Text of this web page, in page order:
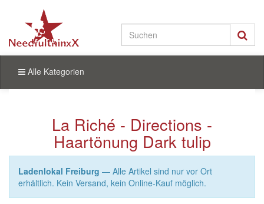
Alle Kategorien
La Riché - Directions -
Haartönung Dark tulip
Ladenlokal Freiburg — Alle Artikel sind nur vor Ort
erhältlich. Kein Versand, kein Online-Kauf möglich.